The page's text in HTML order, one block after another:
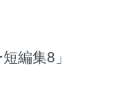
編集8」